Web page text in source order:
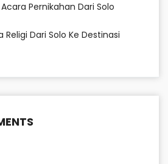
Pernikahan Dari Solo
Religi Dari Solo Ke Destinasi